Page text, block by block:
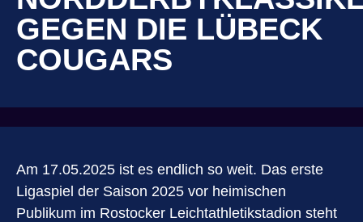
GEGEN DIE LÜBECK
COUGARS
Am 17.05.2025 ist es endlich so weit. Das erste
Ligaspiel der Saison 2025 vor heimischen
Publikum im Rostocker Leichtathletikstadion steht